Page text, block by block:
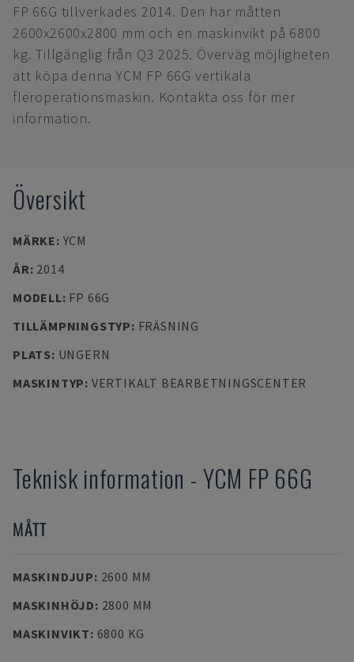
FP 66G tillverkades 2014. Den har måtten
2600x2600x2800 mm och en maskinvikt på 6800
kg. Tillgänglig från Q3 2025. Överväg möjligheten
att köpa denna YCM FP 66G vertikala
fleroperationsmaskin. Kontakta oss för mer
information.
Översikt
MÄRKE: YCM
ÅR: 2014
MODELL: FP 66G
TILLÄMPNINGSTYP: FRÄSNING
PLATS: UNGERN
MASKINTYP: VERTIKALT BEARBETNINGSCENTER
Teknisk information - YCM FP 66G
MÅTT
MASKINDJUP: 2600 MM
MASKINHÖJD: 2800 MM
MASKINVIKT: 6800 KG